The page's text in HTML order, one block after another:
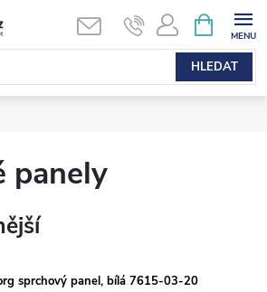
HLEDAT
NÁKUPNÍ
KOŠÍK
panely
sprchový panel, bílá 7615-03-20